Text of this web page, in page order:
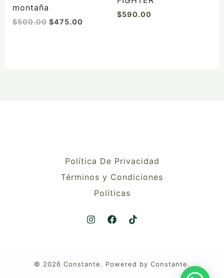
montaña
$500.00 $475.00
$590.00
Política De Privacidad
Términos y Condiciones
Políticas
© 2026 Constante. Powered by Constante.